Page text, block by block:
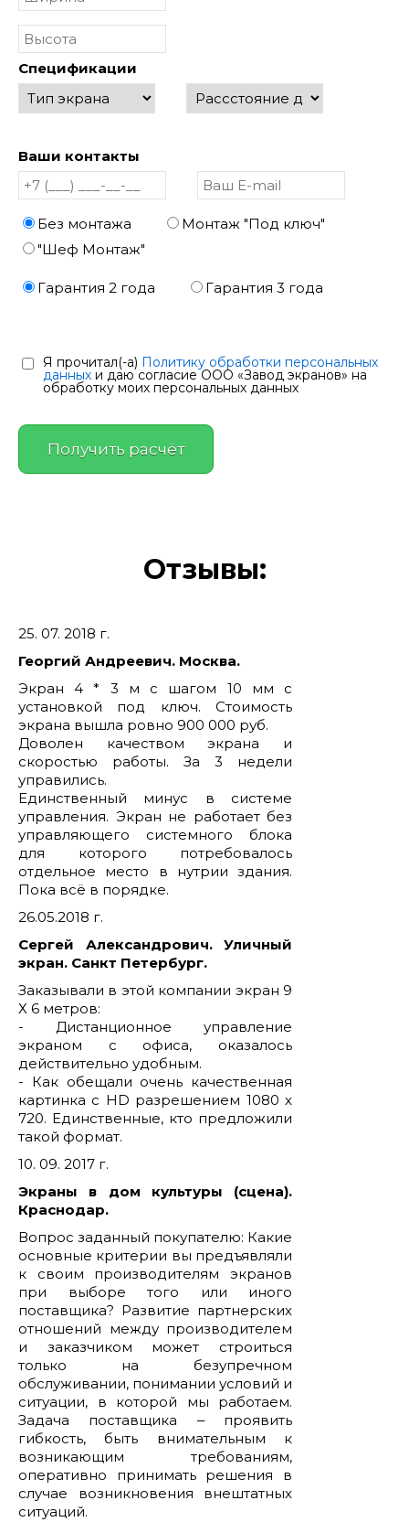
Спецификации
Ваши контакты
Без монтажа
Монтаж "Под ключ"
"Шеф Монтаж"
Гарантия 2 года Гарантия 3 года
Я прочитал(-а) Политику обработки персональных
данных и даю согласие ООО «Завод экранов» на
обработку моих персональных данных
Отзывы:
25. 07. 2018 г.
Георгий Андреевич. Москва.
Экран 4 * 3 м с шагом 10 мм с
установкой под ключ. Стоимость
экрана вышла ровно 900 000 руб.
Доволен качеством экрана и
скоростью работы. За 3 недели
управились.
Единственный минус в системе
управления. Экран не работает без
управляющего системного блока
для которого потребовалось
отдельное место в нутрии здания.
Пока всё в порядке.
26.05.2018 г.
Сергей Александрович. Уличный
экран. Санкт Петербург.
Заказывали в этой компании экран 9
Х 6 метров:
- Дистанционное управление
экраном с офиса, оказалось
действительно удобным.
- Как обещали очень качественная
картинка с HD разрешением 1080 х
720. Единственные, кто предложили
такой формат.
10. 09. 2017 г.
Экраны в дом культуры (сцена).
Краснодар.
Вопрос заданный покупателю: Какие
основные критерии вы предъявляли
к своим производителям экранов
при выборе того или иного
поставщика? Развитие партнерских
отношений между производителем
и заказчиком может строиться
только на безупречном
обслуживании, понимании условий и
ситуации, в которой мы работаем.
Задача поставщика ‒ проявить
гибкость, быть внимательным к
возникающим требованиям,
оперативно принимать решения в
случае возникновения внештатных
ситуаций.